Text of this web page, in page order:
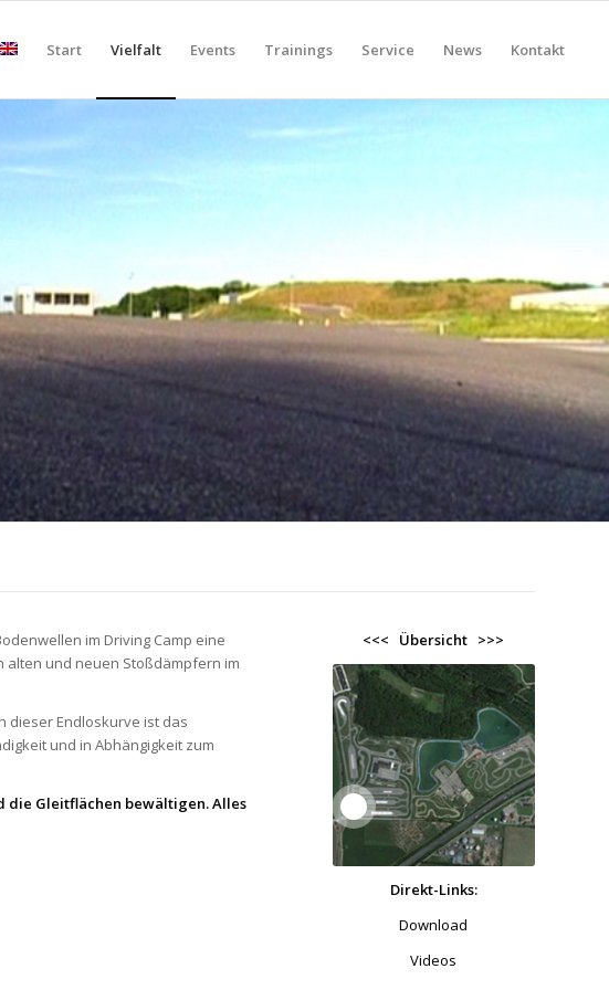
Start Vielfalt Events Trainings Service News Kontakt
im Driving Camp eine
alten und neuen Stoßdämpfern im
dieser Endloskurve ist das
und in Abhängigkeit zum
die Gleitflächen bewältigen. Alles
<<< Übersicht >>>
Direkt-Links:
Download
Videos